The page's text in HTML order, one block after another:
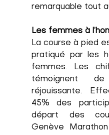
remarquable tout
Les femmes à
La course à pied
pratiqué par les
femmes. Les
témoignent
réjouissante.
45% des
départ des
Genève